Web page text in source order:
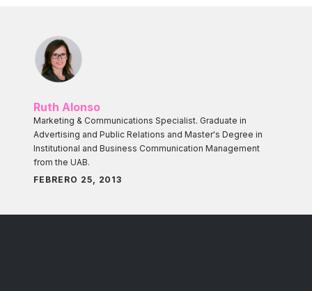
Ruth Alonso
Marketing & Communications Specialist. Graduate in
Advertising and Public Relations and Master's Degree in
Institutional and Business Communication Management
from the UAB.
FEBRERO 25, 2013